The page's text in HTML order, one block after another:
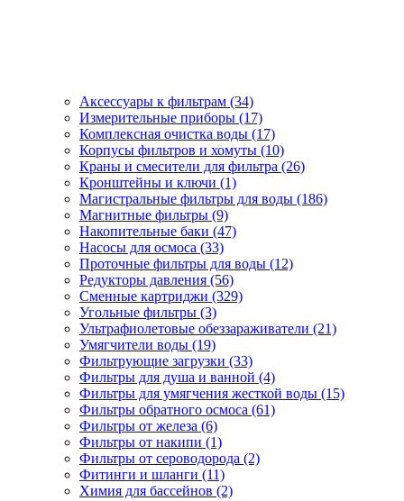
Аксессуары к фильтрам (34)
Измерительные приборы (17)
Комплексная очистка воды (17)
Корпусы фильтров и хомуты (10)
Краны и смесители для фильтра (26)
Кронштейны и ключи (1)
Магистральные фильтры для воды (186)
Магнитные фильтры (9)
Накопительные баки (47)
Насосы для осмоса (33)
Проточные фильтры для воды (12)
Редукторы давления (56)
Сменные картриджи (329)
Угольные фильтры (3)
Ультрафиолетовые обеззараживатели (21)
Умягчители воды (19)
Фильтрующие загрузки (33)
Фильтры для душа и ванной (4)
Фильтры для умягчения жесткой воды (15)
Фильтры обратного осмоса (61)
Фильтры от железа (6)
Фильтры от накипи (1)
Фильтры от сероводорода (2)
Фитинги и шланги (11)
Химия для бассейнов (2)